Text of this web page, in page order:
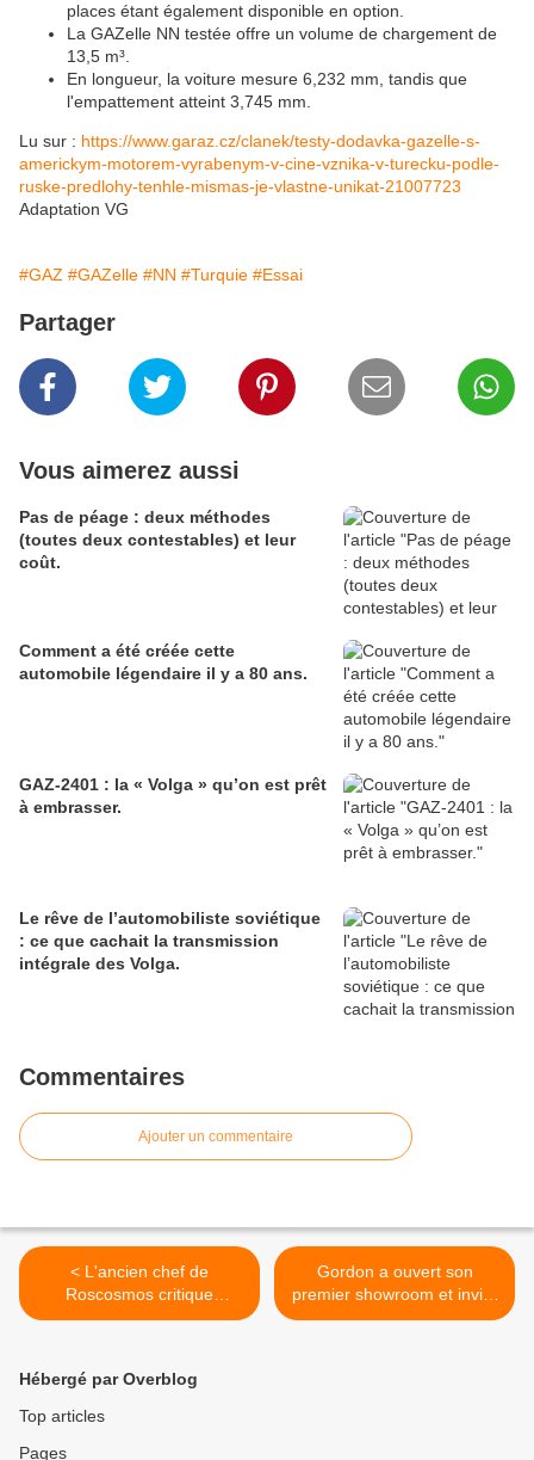
places étant également disponible en option.
La GAZelle NN testée offre un volume de chargement de
13,5 m³.
En longueur, la voiture mesure 6,232 mm, tandis que
l'empattement atteint 3,745 mm.
Lu sur : https://www.garaz.cz/clanek/testy-dodavka-gazelle-s-
americkym-motorem-vyrabenym-v-cine-vznika-v-turecku-podle-
ruske-predlohy-tenhle-mismas-je-vlastne-unikat-21007723
Adaptation VG
#GAZ #GAZelle #NN #Turquie #Essai
Partager
Vous aimerez aussi
Pas de péage : deux méthodes
(toutes deux contestables) et leur
coût.
Comment a été créée cette
automobile légendaire il y a 80 ans.
GAZ-2401 : la « Volga » qu’on est prêt
à embrasser.
Le rêve de l’automobiliste soviétique
: ce que cachait la transmission
intégrale des Volga.
Commentaires
Ajouter un commentaire
< L'ancien chef de
Roscosmos critique
sévèrement UAZ pour les
Gordon a ouvert son
premier showroom et invite
la crème des petits
Hébergé par Overblog
Top articles
Pages